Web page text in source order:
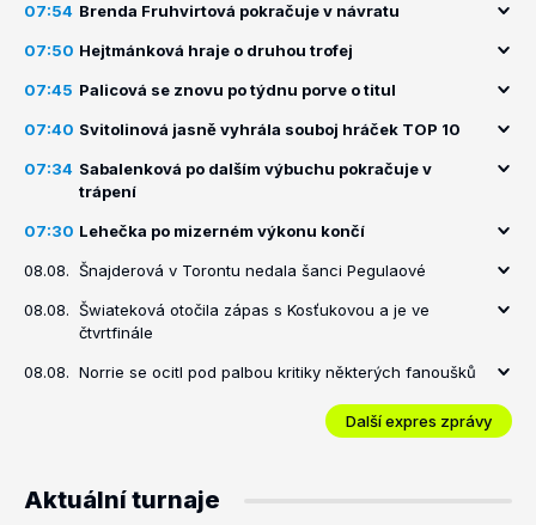
07:54 Brenda Fruhvirtová pokračuje v návratu
07:50 Hejtmánková hraje o druhou trofej
07:45 Palicová se znovu po týdnu porve o titul
07:40 Svitolinová jasně vyhrála souboj hráček TOP 10
07:34 Sabalenková po dalším výbuchu pokračuje v
trápení
07:30 Lehečka po mizerném výkonu končí
08.08. Šnajderová v Torontu nedala šanci Pegulaové
08.08. Šwiateková otočila zápas s Kosťukovou a je ve
čtvrtfinále
08.08. Norrie se ocitl pod palbou kritiky některých fanoušků
Další expres zprávy
Aktuální turnaje